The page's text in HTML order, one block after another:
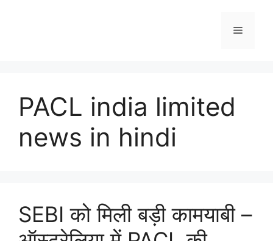
Menu
PACL india limited
news in hindi
SEBI को मिली बड़ी कामयाबी –